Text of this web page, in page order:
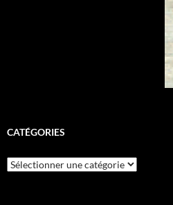
CATÉGORIES
Catégories